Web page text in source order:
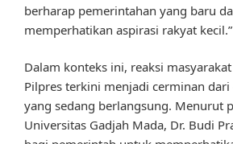
berharap pemerintahan yang baru
memperhatikan aspirasi rakyat kecil.”
Dalam konteks ini, reaksi
Pilpres terkini menjadi cerminan
yang sedang berlangsung. Menurut
Universitas Gadjah Mada, Dr. Budi